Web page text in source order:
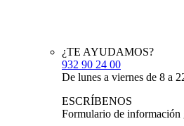
¿TE AYUDAMOS?
932 90 24 00
De lunes a viernes de 8 a
ESCRÍBENOS
Formulario de información